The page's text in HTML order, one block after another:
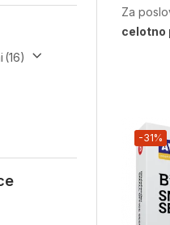
(16)
Za
celotno
-31%